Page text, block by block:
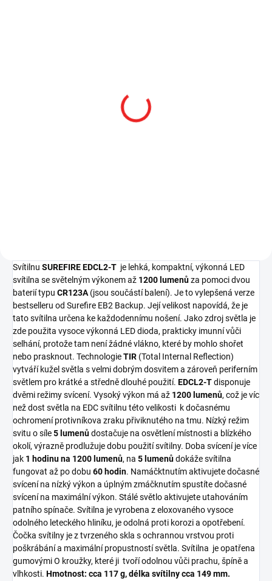
Surefire SF123A Lithium
Svítilnu SUREFIRE EDCL2-T je lehká, kompaktní, výkonná LED
svítilna se světelným výkonem až 1200 lumenůza pomoci dvou
baterií typu CR123A (jsou součástí balení). Je to vylepšená verze
bestselleru od Surefire EB2 Backup. Její velikost napovídá, že je
tato svítilna určena ke každodennímu nošení. Jako zdroj světla je
zde použita vysoce výkonná LED dioda, prakticky imunní vůči
selhání, protože tam není žádné vlákno, které by mohlo shořet
nebo prasknout. TechnologieTIR (Total Internal Reflection)
vytváří kužel světla s velmi dobrým dosvitem a zároveň periferním
světlem pro krátké a středně dlouhé použití. EDCL2-Tdisponuje
dvěmi režimy svícení. Vysoký výkon má až 1200 lumenů, což je víc
než dost světla na EDC svítilnu této velikosti k dočasnému
ochromení protivníkova zraku přiviknutého na tmu. Nízký režim
svitu o síle5 lumenůdostačuje na osvětlení místnosti a blízkého
okolí, výrazně prodlužuje dobu použití svítilny. Doba svícení je více
jak 1 hodinu na 1200 lumenů, na 5 lumenůdokáže svítilna
fungovat až po dobu 60 hodin. Namáčktnutím aktivujete dočasné
svícení na nízký výkon a úplným zmáčknutím spustíte dočasné
svícení na maximální výkon. Stálé světlo aktivujete utahováním
patního spínače. Svítilna je vyrobena z eloxovaného vysoce
odolného leteckého hliníku, je odolná proti korozi a opotřebení.
Čočka svítilny je z tvrzeného skla s ochrannou vrstvou proti
poškrábání a maximální propustností světla. Svítilna je opatřena
gumovými O kroužky, které ji tvoří odolnou vůči prachu, špíně a
vlhkosti. Hmotnost: cca 117 g, délka svítilny cca 149 mm.